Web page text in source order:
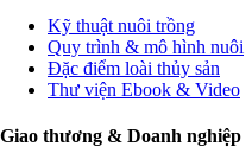
Kỹ thuật nuôi trồng
Quy trình & mô hình nuôi
Đặc điểm loài thủy sản
Thư viện Ebook & Video
Giao thương & Doanh nghiệp